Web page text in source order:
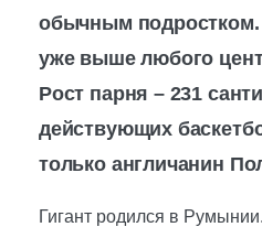
обычным подростком.
уже выше любого
Рост парня – 231
действующих
только англичанин
Гигант родился в